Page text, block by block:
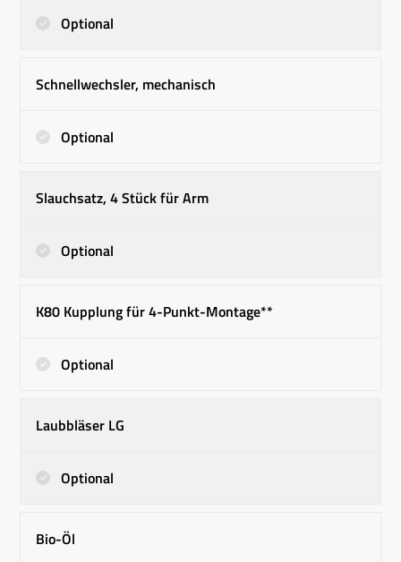
Optional
Schnellwechsler, mechanisch
Optional
Slauchsatz, 4 Stück für Arm
Optional
K80 Kupplung für 4-Punkt-Montage**
Optional
Laubbläser LG
Optional
Bio-Öl